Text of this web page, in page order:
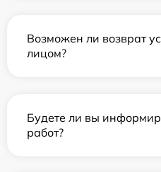
Возможен ли возврат
лицом?
Будете ли вы
работ?